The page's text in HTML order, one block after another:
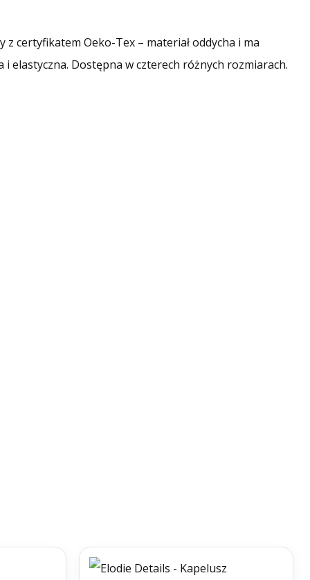
z certyfikatem Oeko-Tex – materiał oddycha i ma
i elastyczna. Dostępna w czterech różnych rozmiarach.